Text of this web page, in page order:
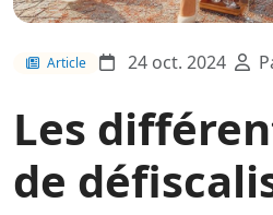
Article 24 oct. 2024
Les
de